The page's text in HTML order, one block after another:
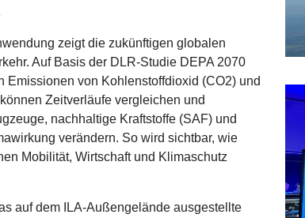
zeigt die zukünftigen globalen
Auf Basis der DLR-Studie DEPA 2070
Emissionen von Kohlenstoffdioxid (CO2) und
Zeitverläufe vergleichen und
nachhaltige Kraftstoffe (SAF) und
verändern. So wird sichtbar, wie
Mobilität, Wirtschaft und Klimaschutz
auf dem ILA-Außengelände ausgestellte